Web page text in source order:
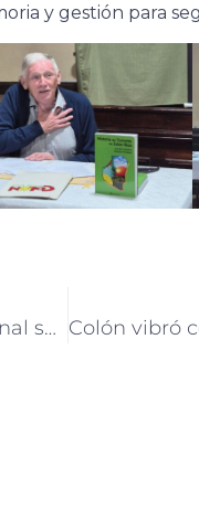
y gestión para
Colón participa del estudio nacional sobre el contenido de yodo en la sal de uso alimentario